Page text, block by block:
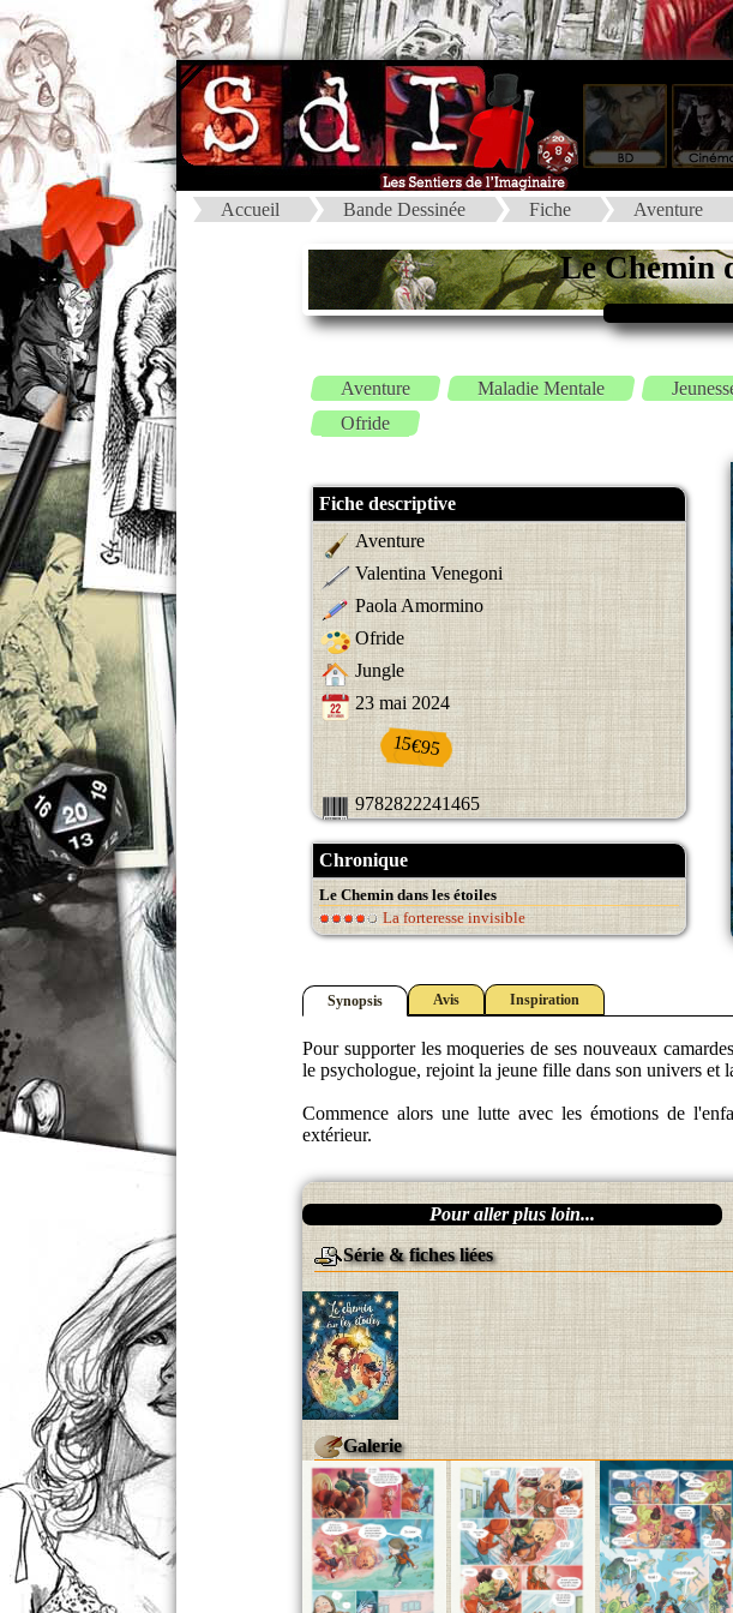
Accueil Bande Dessinée Fiche Aventure
Le Chemin
Aventure Maladie Mentale
Ofride
Fiche descriptive
Aventure
Valentina Venegoni
Paola Amormino
Ofride
Jungle
23 mai 2024
15€95
9782822241465
Chronique
Le Chemin dans les étoiles
La forteresse invisible
Synopsis Avis Inspiration
Pour supporter les moqueries de ses nouveaux
le psychologue, rejoint la jeune fille dans son univers et
Commence alors une lutte avec les émotions de
extérieur.
Pour aller plus loin...
Série & fiches liées
Galerie